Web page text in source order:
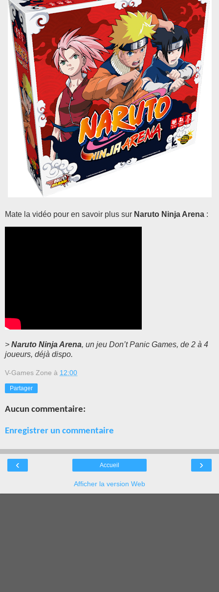
Mate la vidéo pour en savoir plus sur Naruto Ninja Arena :
> Naruto Ninja Arena, un jeu Don’t Panic Games, de 2 à 4
joueurs, déjà dispo.
V-Games Zone à 12:00
Partager
Aucun commentaire:
Enregistrer un commentaire
‹ ›
Accueil
Afficher la version Web